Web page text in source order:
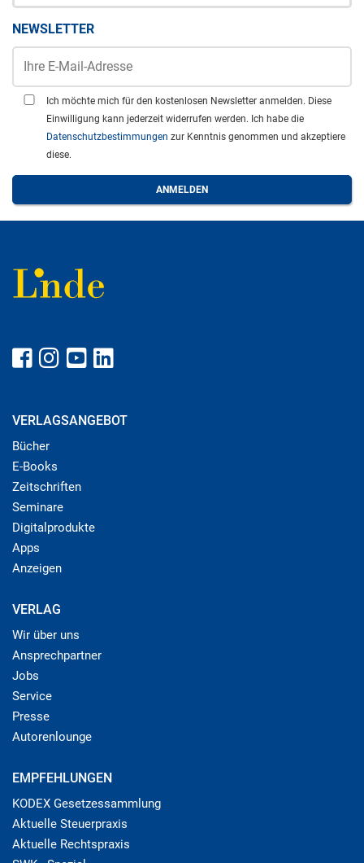
NEWSLETTER
Ich möchte mich für den kostenlosen Newsletter anmelden. Diese
Einwilligung kann jederzeit widerrufen werden. Ich habe die
Datenschutzbestimmungen zur Kenntnis genommen und akzeptiere
diese.
VERLAGSANGEBOT
Bücher
E-Books
Zeitschriften
Seminare
Digitalprodukte
Apps
Anzeigen
VERLAG
Wir über uns
Ansprechpartner
Jobs
Service
Presse
Autorenlounge
EMPFEHLUNGEN
KODEX Gesetzessammlung
Aktuelle Steuerpraxis
Aktuelle Rechtspraxis